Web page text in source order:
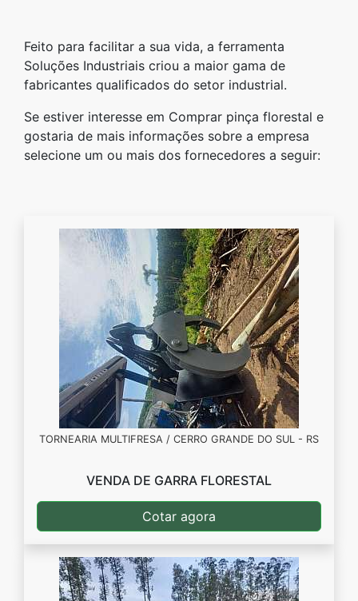
Feito para facilitar a sua vida, a ferramenta
Soluções Industriais criou a maior gama de
fabricantes qualificados do setor industrial.
Se estiver interesse em Comprar pinça florestal e
gostaria de mais informações sobre a empresa
selecione um ou mais dos fornecedores a seguir:
TORNEARIA MULTIFRESA / CERRO GRANDE DO SUL - RS
VENDA DE GARRA FLORESTAL
Cotar agora